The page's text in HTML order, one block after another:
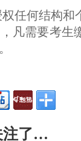
任何结构和
凡需要考生
注了…